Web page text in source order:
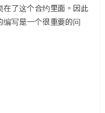
了这个合约里面。因此
写是一个很重要的问